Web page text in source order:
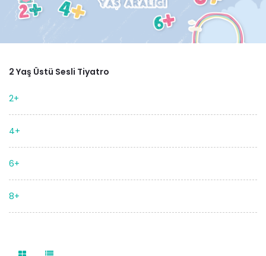
2 Yaş Üstü Sesli Tiyatro
2+
4+
6+
8+